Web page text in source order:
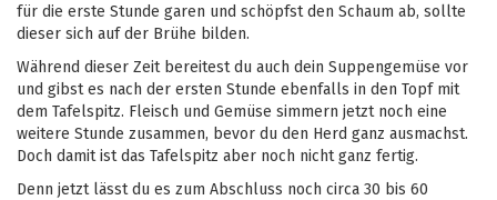
für die erste Stunde garen und schöpfst den Schaum ab, sollte
dieser sich auf der Brühe bilden.
Während dieser Zeit bereitest du auch dein Suppengemüse vor
und gibst es nach der ersten Stunde ebenfalls in den Topf mit
dem Tafelspitz. Fleisch und Gemüse simmern jetzt noch eine
weitere Stunde zusammen, bevor du den Herd ganz ausmachst.
Doch damit ist das Tafelspitz aber noch nicht ganz fertig.
Denn jetzt lässt du es zum Abschluss noch circa 30 bis 60